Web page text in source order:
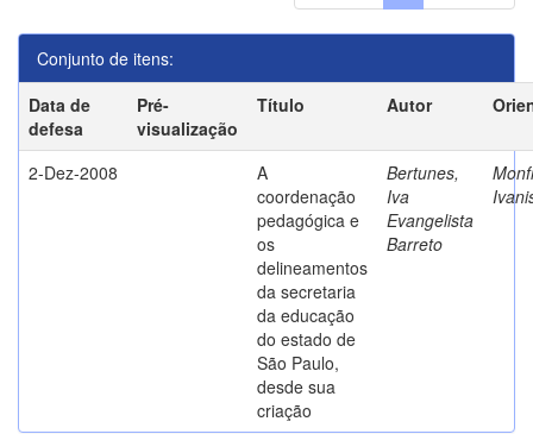
Conjunto de itens:
Data de
defesa
Pré-
visualização
Título Autor
2-Dez-2008
A
coordenação
pedagógica e
os
delineamentos
da secretaria
da educação
do estado de
São Paulo,
desde sua
criação
Bertunes,
Iva
Evangelista
Barreto